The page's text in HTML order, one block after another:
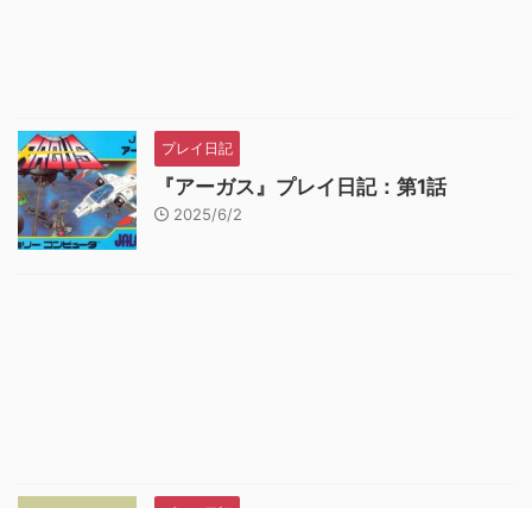
プレイ日記
『アーガス』プレイ日記：第1話
2025/6/2